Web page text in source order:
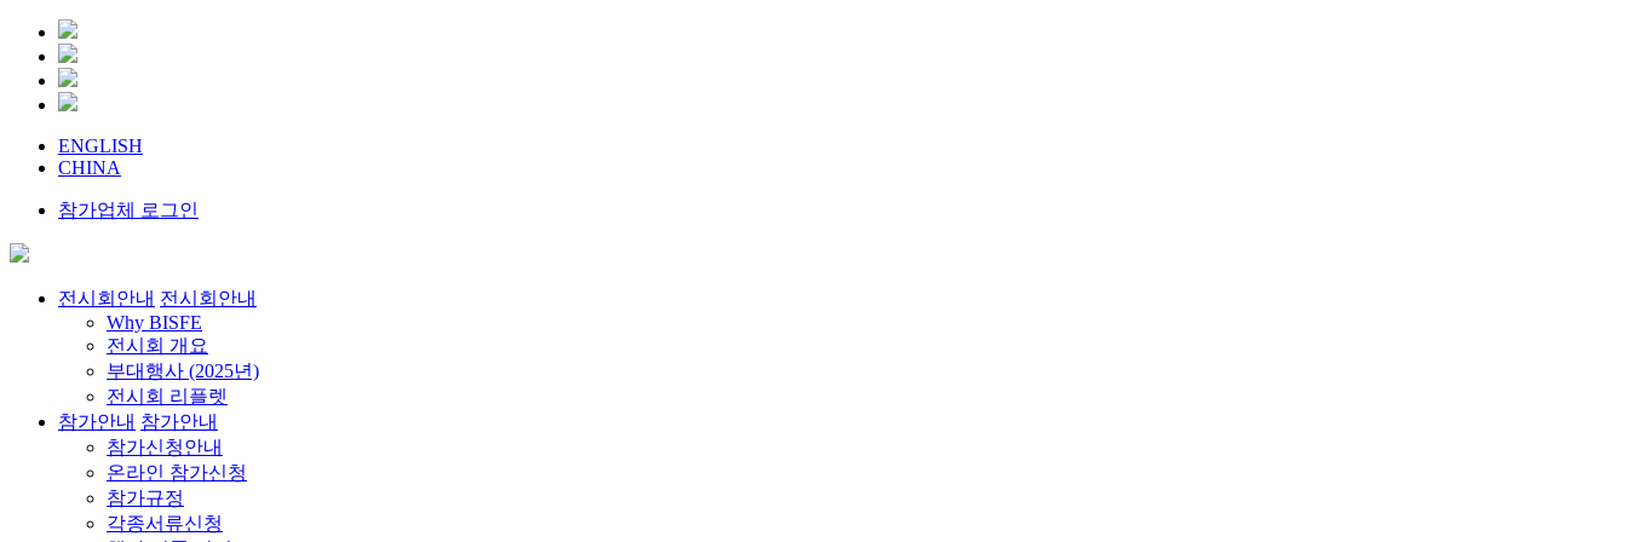
ENGLISH
CHINA
참가업체 로그인
전시회안내 전시회안내
Why BISFE
전시회 개요
부대행사 (2025년)
전시회 리플렛
참가안내 참가안내
참가신청안내
온라인 참가신청
참가규정
각종서류신청